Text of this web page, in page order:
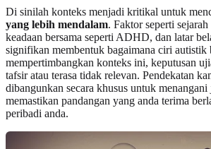
Di sinilah konteks menjadi kritikal untuk
yang lebih mendalam. Faktor seperti
keadaan bersama seperti ADHD, dan latar
signifikan membentuk bagaimana ciri autistik
mempertimbangkan konteks ini, keputusan
tafsir atau terasa tidak relevan. Pendekatan
dibangunkan secara khusus untuk
memastikan pandangan yang anda terima
peribadi anda.